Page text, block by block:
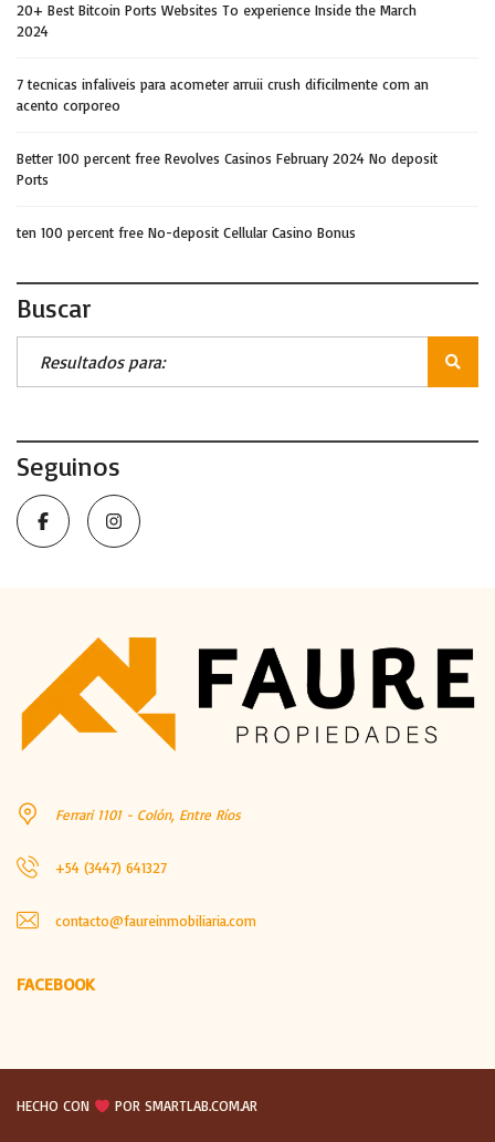
20+ Best Bitcoin Ports Websites To experience Inside the March
2024
7 tecnicas infaliveis para acometer arruii crush dificilmente com an
acento corporeo
Better 100 percent free Revolves Casinos February 2024 No deposit
Ports
ten 100 percent free No-deposit Cellular Casino Bonus
Buscar
Seguinos
Ferrari 1101 - Colón, Entre Ríos
+54 (3447) 641327
contacto@faureinmobiliaria.com
FACEBOOK
HECHO CON POR SMARTLAB.COM.AR